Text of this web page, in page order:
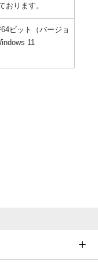
おります。
ビット（バージョ
11